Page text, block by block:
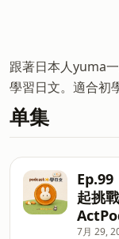
跟著日本人yuma
學習日文。適合初
单集
Ep.99
起挑
7月 29,